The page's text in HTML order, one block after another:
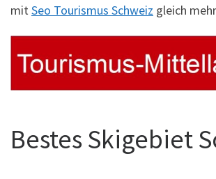
mitSeo Tourismus Schweiz gleich
Bestes Skigebiet